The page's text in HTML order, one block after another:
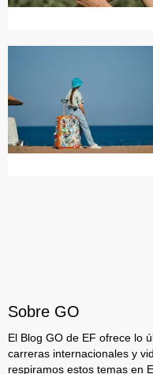
Sobre GO
El Blog GO de EF ofrece lo
carreras internacionales y
respiramos estos temas en